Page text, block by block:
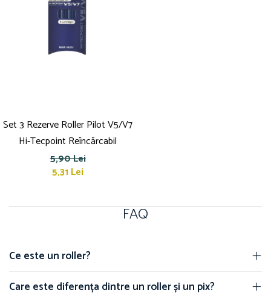
Set 3 Rezerve Roller Pilot V5/V7
Hi-Tecpoint Reîncărcabil
5,90 Lei
5,31 Lei
FAQ
Ce este un roller?
Care este diferența dintre un roller și un pix?